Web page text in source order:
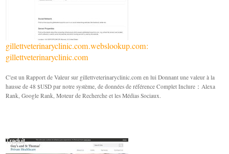
gillettveterinaryclinic.com.webslookup.com:
gillettveterinaryclinic.com
C'est un Rapport de Valeur sur gillettveterinaryclinic.com en lui Donnant une valeur à la
hausse de 48 $USD par notre système, de données de référence Complet Inclure：Alexa
Rank, Google Rank, Moteur de Recherche et les Médias Sociaux.